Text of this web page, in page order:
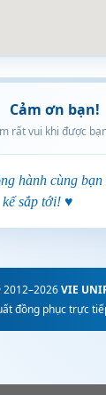
Cảm ơn bạn!
rất vui khi được
hành cùng
kế sắp tới! ♥
VIE
đồng phục trực